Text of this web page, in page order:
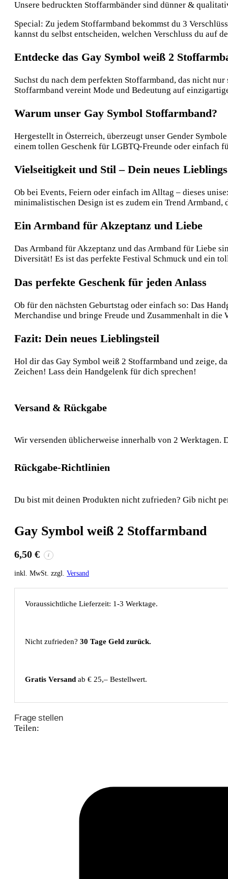
Unsere bedruckten Stoffarmbänder sind dünner &
Special: Zu jedem Stoffarmband bekommst du 3
kannst du selbst entscheiden, welchen Verschluss du auf
Entdecke das Gay Symbol weiß 2
Suchst du nach dem perfekten Stoffarmband, das nicht
Stoffarmband vereint Mode und Bedeutung auf
Warum unser Gay Symbol Stoffarmband?
Hergestellt in Österreich, überzeugt unser Gender
einem tollen Geschenk für LGBTQ-Freunde oder einfach
Vielseitigkeit und Stil – Dein neues
Ob bei Events, Feiern oder einfach im Alltag – dieses
minimalistischen Design ist es zudem ein Trend
Ein Armband für Akzeptanz und Liebe
Das Armband für Akzeptanz und das Armband für Liebe
Diversität! Es ist das perfekte Festival Schmuck und ein
Das perfekte Geschenk für jeden Anlass
Ob für den nächsten Geburtstag oder einfach so: Das
Merchandise und bringe Freude und Zusammenhalt in die
Fazit: Dein neues Lieblingsteil
Hol dir das Gay Symbol weiß 2 Stoffarmband und zeige,
Zeichen! Lass dein Handgelenk für dich sprechen!
Versand & Rückgabe
Wir versenden üblicherweise innerhalb von 2 Werktagen.
Rückgabe-Richtlinien
Du bist mit deinen Produkten nicht zufrieden? Gib nicht
Gay Symbol weiß 2 Stoffarmband
6,50 € i
inkl. MwSt. zzgl. Versand
Voraussichtliche Lieferzeit: 1-3 Werktage.
Nicht zufrieden? 30 Tage Geld zurück.
Gratis Versand ab € 25,– Bestellwert.
Frage stellen
Teilen: